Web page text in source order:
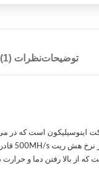
توضیحاتنظرات (1)